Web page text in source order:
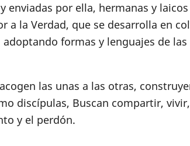
enviadas por ella, hermanas y
a la Verdad, que se desarrolla en
formas y lenguajes de
las unas a las otras,
discípulas, Buscan compartir,
y el perdón.